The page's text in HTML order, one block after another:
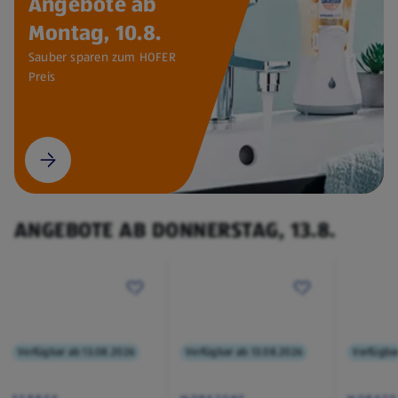
Montag, 10.8.
Sauber sparen zum HOFER
Preis
ANGEBOTE AB DONNERSTAG, 13.8.
Verfügbar ab 13.08.2026 Verfügbar ab 13.08.2026